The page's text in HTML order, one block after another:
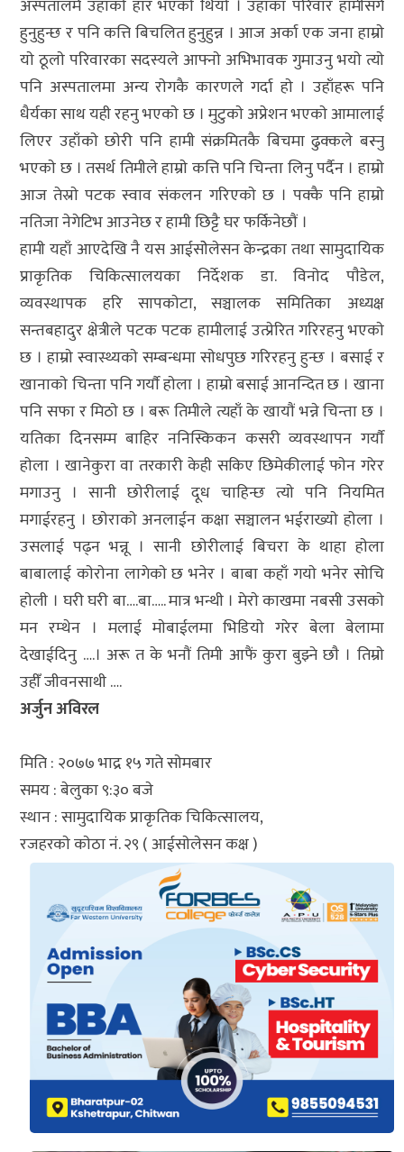
अस्पतालमै उहाँकाे हार भएकाे थियाे । उहाँका परिवार हामीसंगै
हुनुहुन्छ र पनि कत्ति बिचलित हुनुहुन्न । आज अर्का एक जना हाम्राे
याे ठूलाे परिवारका सदस्यले आफ्नाे अभिभावक गुमाउनु भयाे त्याे
पनि अस्पतालमा अन्य राेगकै कारणले गर्दा हाे । उहाँहरू पनि
धैर्यका साथ यही रहनु भएकाे छ । मुटुकाे अप्रेशन भएकाे आमालाई
लिएर उहाँकाे छाेरी पनि हामी संक्रमितकै बिचमा ढुक्कले बस्नु
भएकाे छ । तसर्थ तिमीले हाम्राे कत्ति पनि चिन्ता लिनु पर्दैन । हाम्राे
आज तेस्राे पटक स्वाव संकलन गरिएकाे छ । पक्कै पनि हाम्राे
नतिजा नेगेटिभ आउनेछ र हामी छिट्टै घर फर्किनेछाैं ।
हामी यहाँ आएदेखि नै यस आईसाेेलेसन केन्द्रका तथा सामुदायिक
प्राकृतिक चिकित्सालयका निर्देशक डा. विनाेद पाैडेल,
व्यवस्थापक हरि सापकाेटा, सञ्चालक समितिका अध्यक्ष
सन्तबहादुर क्षेत्रीले पटक पटक हामीलाई उत्प्रेरित गरिरहनु भएकाे
छ । हाम्राे स्वास्थ्यकाे सम्बन्धमा साेधपुछ गरिरहनु हुन्छ । बसाई र
खानाकाे चिन्ता पनि गर्याै हाेला । हाम्राे बसाई आनन्दित छ । खाना
पनि सफा र मिठाे छ । बरू तिमीले त्यहाँ के खायाैं भन्ने चिन्ता छ ।
यतिका दिनसम्म बाहिर ननिस्किकन कसरी व्यवस्थापन गर्याै
हाेला । खानेकुरा वा तरकारी केही सकिए छिमेकीलाई फाेन गरेर
मगाउनु । सानी छाेरीलाई दूध चाहिन्छ त्याे पनि नियमित
मगाईरहनु । छाेराकाे अनलाईन कक्षा सञ्चालन भईराख्याे हाेला ।
उसलाई पढ्न भन्नू । सानी छाेरीलाई बिचरा के थाहा हाेला
बाबालाई काेराेना लागेकाे छ भनेर । बाबा कहाँ गयाे भनेर साेचि
हाेली । घरी घरी बा….बा….. मात्र भन्थी । मेराे काखमा नबसी उसकाे
मन रम्थेन । मलाई माेबाईलमा भिडियाे गरेर बेला बेलामा
देखाईदिनु ….। अरू त के भनाैं तिमी आफैं कुरा बुझ्ने छाै । तिम्राे
उहीँ जीवनसाथी ….
अर्जुन अविरल
मिति : २०७७ भाद्र १५ गते साेमबार
समय : बेलुका ९:३० बजे
स्थान : सामुदायिक प्राकृतिक चिकित्सालय,
रजहरकाे काेठा नं. २९ ( आईसाेलेसन कक्ष )